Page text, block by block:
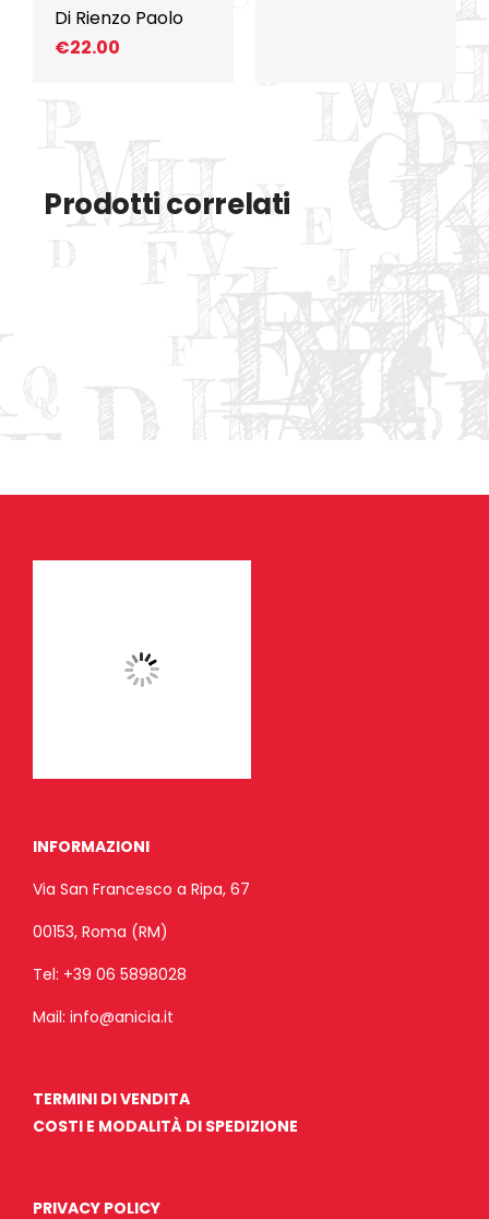
Di Rienzo Paolo
€22.00
Prodotti correlati
INFORMAZIONI
Via San Francesco a Ripa, 67
00153, Roma (RM)
Tel: +39 06 5898028
Mail: info@anicia.it
TERMINI DI VENDITA
COSTI E MODALITÀ DI SPEDIZIONE
PRIVACY POLICY